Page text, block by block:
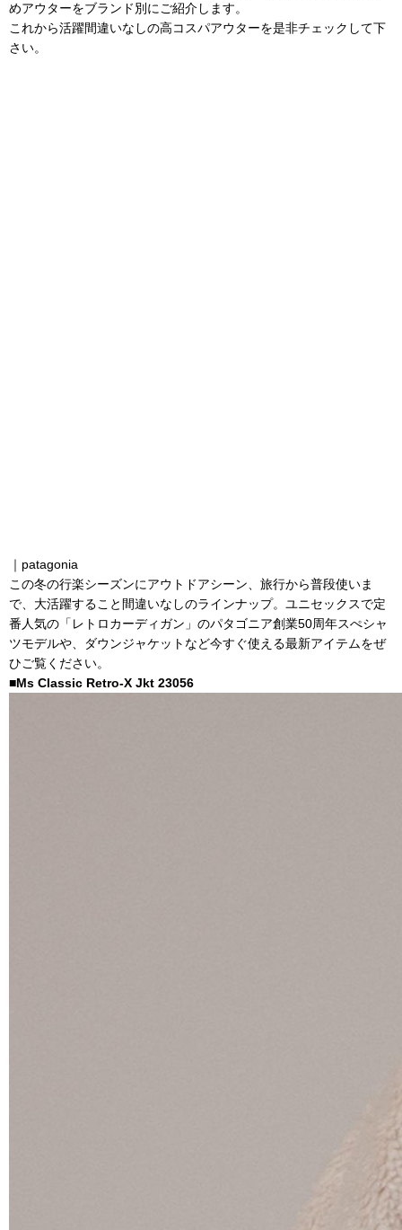
めアウターをブランド別にご紹介します。
これから活躍間違いなしの高コスパアウターを是非チェックして下
さい。
｜patagonia
この冬の行楽シーズンにアウトドアシーン、旅行から普段使いま
で、大活躍すること間違いなしのラインナップ。ユニセックスで定
番人気の「レトロカーディガン」のパタゴニア創業50周年スぺシャ
ツモデルや、ダウンジャケットなど今すぐ使える最新アイテムをぜ
ひご覧ください。
■Ms Classic Retro-X Jkt 23056